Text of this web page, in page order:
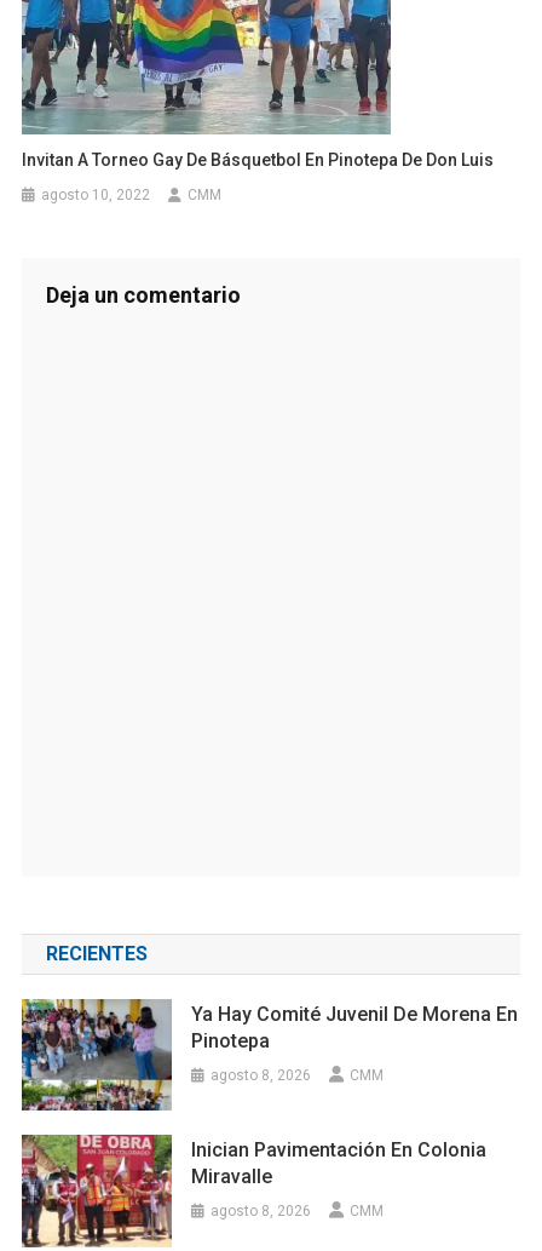
Invitan A Torneo Gay De Básquetbol En Pinotepa De Don Luis
agosto 10, 2022 CMM
Deja un comentario
RECIENTES
Ya Hay Comité Juvenil De Morena En
Pinotepa
agosto 8, 2026 CMM
Inician Pavimentación En Colonia
Miravalle
agosto 8, 2026 CMM